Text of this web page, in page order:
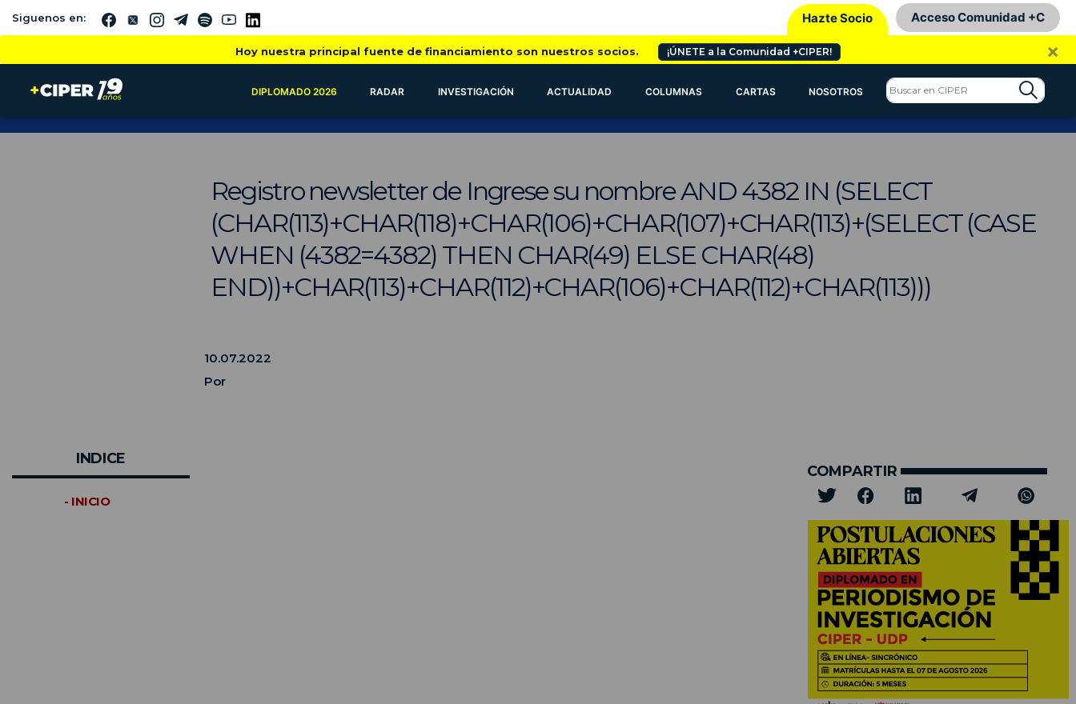
Siguenos en: Hazte Socio Acceso Comunidad +C
Hoy nuestra principal fuente de financiamiento son nuestros socios. ¡ÚNETE a la Comunidad +CIPER! ×
DIPLOMADO 2026 RADAR INVESTIGACIÓN ACTUALIDAD COLUMNAS CARTAS NOSOTROS
Registro newsletter de Ingrese su nombre AND 4382 IN (SELECT
(CHAR(113)+CHAR(118)+CHAR(106)+CHAR(107)+CHAR(113)+(SELECT (CASE
WHEN (4382=4382) THEN CHAR(49) ELSE CHAR(48)
END))+CHAR(113)+CHAR(112)+CHAR(106)+CHAR(112)+CHAR(113)))
10.07.2022
Por
INDICE
- INICIO
COMPARTIR